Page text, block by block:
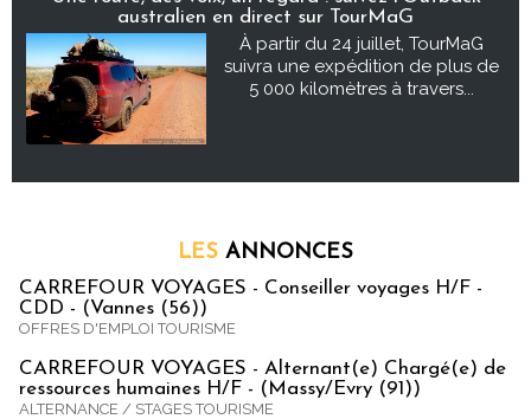
australien en direct sur TourMaG
À partir du 24 juillet, TourMaG
suivra une expédition de plus de
5 000 kilomètres à travers...
LES ANNONCES
CARREFOUR VOYAGES - Conseiller voyages H/F -
CDD - (Vannes (56))
OFFRES D'EMPLOI TOURISME
CARREFOUR VOYAGES - Alternant(e) Chargé(e) de
ressources humaines H/F - (Massy/Evry (91))
ALTERNANCE / STAGES TOURISME